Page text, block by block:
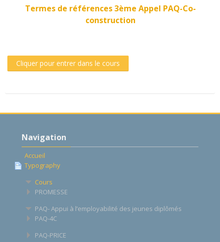
Termes de références 3ème Appel PAQ-Co-
construction
Cliquer pour entrer dans le cours
Navigation
Accueil
Typography
Cours
PROMESSE
PAQ- Appui à l’employabilité des jeunes diplômés
PAQ-4C
PAQ-PRICE